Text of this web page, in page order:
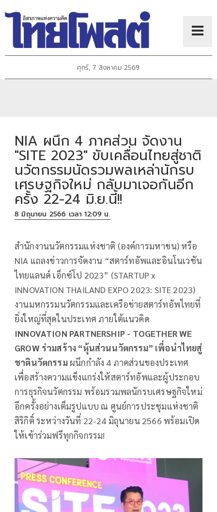
ศุกร์, 7 สิงหาคม 2569
NIA ผนึก 4 ภาคส่วน จัดงาน
"SITE 2023" ขับเคลื่อนไทยสู่ชาติ
นวัตกรรมนัดรวมพลเหล่านักรบ
เศรษฐกิจใหม่ กลับมาเจอกันอีก
ครั้ง 22-24 มิ.ย.นี้!!
8 มิถุนายน 2566 เวลา 12:09 น.
สำนักงานนวัตกรรมแห่งชาติ (องค์การมหาขน) หรือ
NIA แถลงข่าวการจัดงาน “สตาร์ทอัพและอินโนเวชัน
ไทยแลนด์ เอ็กซ์โป 2023” (STARTUP x
INNOVATION THAILAND EXPO 2023: SITE 2023)
งานมหกรรมนวัตกรรมและเครือข่ายสตาร์ทอัพไทยที่
ยิ่งใหญ่ที่สุดในประเทศ ภายใต้แนวคิด
INNOVATION PARTNERSHIP - TOGETHER WE
GROW ร่วมสร้าง “หุ้นส่วนนวัตกรรม” เพื่อนำไทยสู่
ชาตินวัตกรรมผนึกกำลัง 4 ภาคส่วนของประเทศ
เพื่อสร้างความแข็งแกร่งให้สตาร์ทอัพและผู้ประกอบ
การธุรกิจนวัตกรรม พร้อมรวมพลนักรบเศรษฐกิจใหม่
อีกครั้งอย่างเต็มรูปแบบ ณ ศูนย์การประชุมแห่งชาติ
สิริกิติ์ ระหว่างวันที่ 22-24 มิถุนายน 2566 พร้อมเปิด
ให้เข้าร่วมฟรีทุกกิจกรรม!